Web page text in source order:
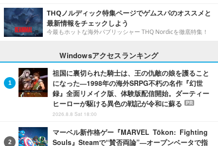
THQノルディック特集ページでゲムスパのオススメと
最新情報をチェックしよう
今最もホットな海外パブリッシャー THQ Nordicを徹底特集！
Windowsアクセスランキング
祖国に裏切られた騎士は、王の仇敵の娘を護ること
になった―1998年の海外SRPG不朽の名作『幻世
録』全面リメイク版、体験版配信開始。ダーティー
ヒーローが駆ける異色の戦記が令和に蘇る
PR
2026.8.8 Sat 18:00
マーベル新作格ゲー『MARVEL Tōkon: Fighting
Souls』Steamで“賛否両論”―オープンベータで指